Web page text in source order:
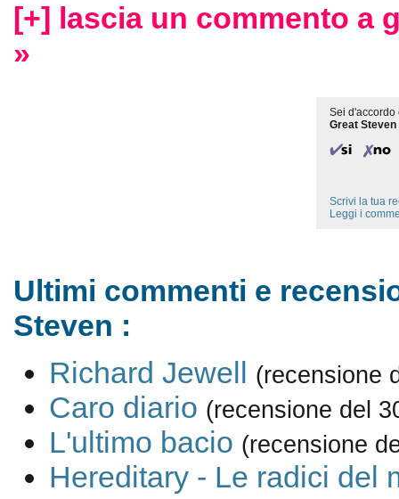
[+] lascia un commento a
»
Sei d'accordo
Great Steven
Scrivi la tua
Leggi i
Ultimi commenti e
Steven :
Richard Jewell
(recensione
Caro diario (recensione del
L'ultimo bacio (recensione
Hereditary - Le radici del